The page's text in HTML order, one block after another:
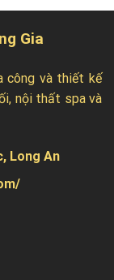
Gia
công và thiết kế
nội thất spa và
Long An